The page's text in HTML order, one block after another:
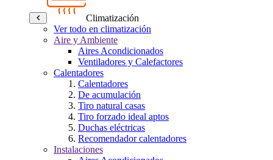
Climatización
Ver todo en climatización
Aire y Ambiente
Aires Acondicionados
Ventiladores y Calefactores
Calentadores
Calentadores
De acumulación
Tiro natural casas
Tiro forzado ideal aptos
Duchas eléctricas
Recomendador calentadores
Instalaciones